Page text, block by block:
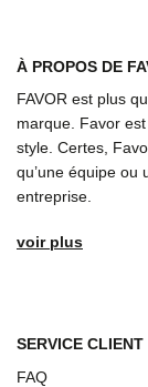
À PROPOS DE
FAVOR est plus
marque. Favor est
style. Certes,
qu’une équipe ou
entreprise.
voir plus
SERVICE CLIENT
FAQ